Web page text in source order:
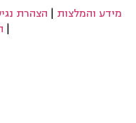
מידע והמלצות
הצהרת